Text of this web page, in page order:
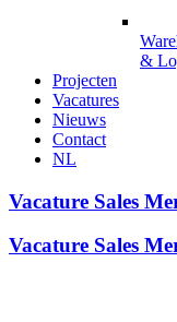
&
Projecten
Vacatures
Nieuws
Contact
NL
Vacature
Merchandiser
Antwerpen
Vacature Sales
Vacature
Vacature Sales